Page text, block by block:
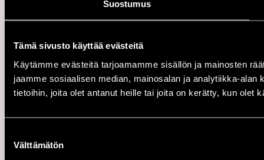
Suostumus
Tämä sivusto käyttää evästeitä
Käytämme evästeitä tarjoamamme sisällön ja mainosten
jaamme sosiaalisen median, mainosalan ja analytiikka-
tietoihin, joita olet antanut heille tai joita on kerätty, kun olet
valinta
Välttämätön